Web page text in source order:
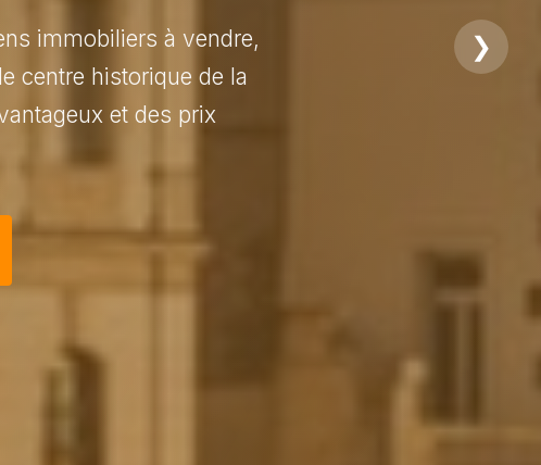
❯
immobiliers à vendre,
centre historique de la
et des prix